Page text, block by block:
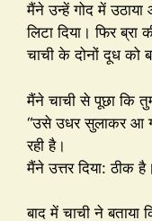
मैंने उन्हें गोद में
लिटा दिया। फिर
चाची के दोनों दूध को
मैंने चाची से पूछा कि
“उसे उधर सुलाकर आ
रही है।
मैंने उत्तर दिया: ठीक है।
बाद में चाची ने